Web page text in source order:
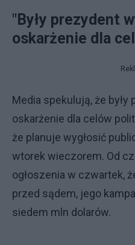
"Były prezydent
oskarżenie dla
Media spekulują, że
oskarżenie dla celów
że planuje wygłosić
wtorek wieczorem. Od
ogłoszenia w czwartek,
przed sądem, jego
siedem mln dolarów.